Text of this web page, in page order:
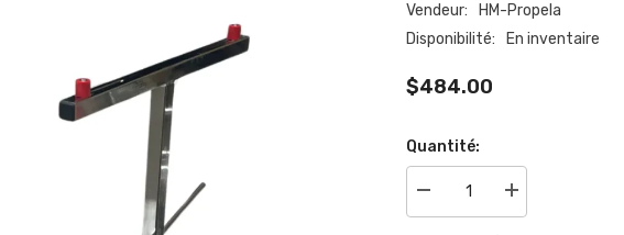
Vendeur:
HM-Propela
Disponibilité:
En inventaire
$484.00
Quantité:
la
Augmenter
la